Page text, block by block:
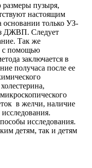
размеры пузыря,
настоящим
основании только УЗ-
ДЖВП. Следует
Так же
с помощью
заключается в
получаса после ее
в желчи, наличие
исследования.
детям, так и детям